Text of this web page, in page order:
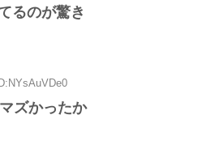
るのが驚き
ズかったか